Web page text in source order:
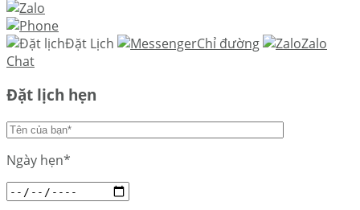
Đặt Lịch Chỉ đường
Zalo
Chat
Đặt lịch hẹn
Ngày hẹn*